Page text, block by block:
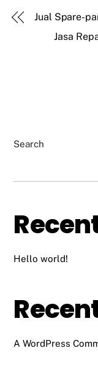
Jual Spare-
Jasa
Search
Hello world!
A WordPress